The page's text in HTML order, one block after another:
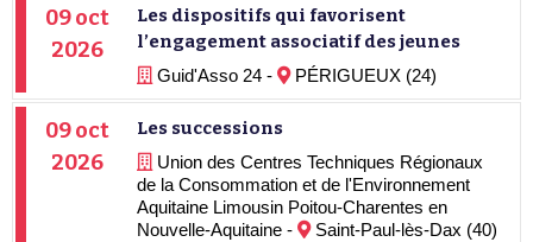
09 oct
2026
Les dispositifs qui favorisent
l’engagement associatif des jeunes
Guid'Asso 24 - PÉRIGUEUX (24)
09 oct
2026
Les successions
Union des Centres Techniques Régionaux
de la Consommation et de l'Environnement
Aquitaine Limousin Poitou-Charentes en
Nouvelle-Aquitaine -
Saint-Paul-lès-Dax (40)